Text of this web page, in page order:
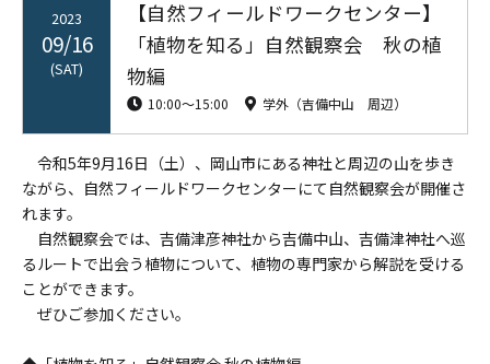
2023
09/16
(SAT)
【自然フィールドワークセンター】
「植物を知る」自然観察会 秋の植
物編
10:00〜15:00 学外（吉備中山 周辺）
令和5年9月16日（土）、岡山市にある神社と周辺の山を歩き
ながら、自然フィールドワークセンターにて自然観察会が開催さ
れます。
自然観察会では、吉備津彦神社から吉備中山、吉備津神社へ巡
るルートで出会う植物について、植物の専門家から解説を受ける
ことができます。
ぜひご参加ください。